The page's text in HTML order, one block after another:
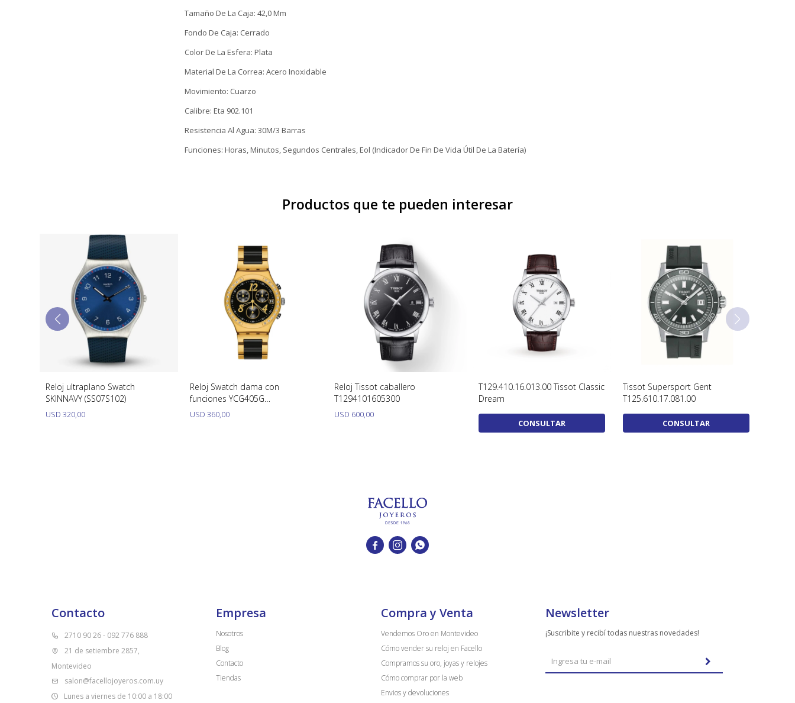
Tamaño De La Caja: 42,0 Mm
Fondo De Caja: Cerrado
Color De La Esfera: Plata
Material De La Correa: Acero Inoxidable
Movimiento: Cuarzo
Calibre: Eta 902.101
Resistencia Al Agua: 30M/3 Barras
Funciones: Horas, Minutos, Segundos Centrales, Eol (Indicador De Fin De Vida Útil De La Batería)
Productos que te pueden interesar
Reloj ultraplano Swatch
SKINNAVY (SS07S102)
USD 320,00
Reloj Swatch dama con
funciones YCG405G
DREAMNIGHT YELLOW
USD 360,00
Reloj Tissot caballero
T1294101605300
USD 600,00
T129.410.16.013.00 Tissot Classic
Dream
CONSULTAR
Tissot Supersport Gent
T125.610.17.081.00
CONSULTAR
  
Contacto
2710 90 26 - 092 776 888
21 de setiembre 2857,
Montevideo
salon@facellojoyeros.com.uy
Lunes a viernes de 10:00 a 18:00
Empresa
Nosotros
Blog
Contacto
Tiendas
Compra y Venta
Vendemos Oro en Montevideo
Cómo vender su reloj en Facello
Compramos su oro, joyas y relojes
Cómo comprar por la web
Envios y devoluciones
Newsletter
¡Suscribite y recibí todas nuestras novedades!